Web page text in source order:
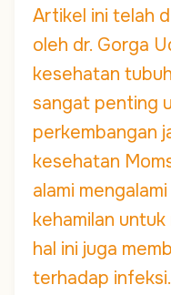
Artikel ini telah
oleh dr. Gorga
kesehatan
sangat penting
perkembangan
kesehatan
alami
kehamilan untuk
hal ini juga
terhadap